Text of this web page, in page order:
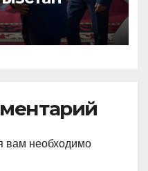
вам необходимо